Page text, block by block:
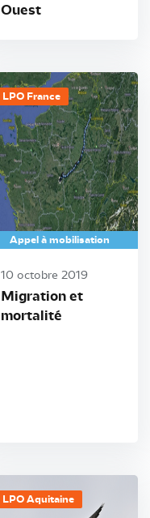
Ouest
LPO France
Appel à mobilisation
10 octobre 2019
Migration et
mortalité
LPO Aquitaine